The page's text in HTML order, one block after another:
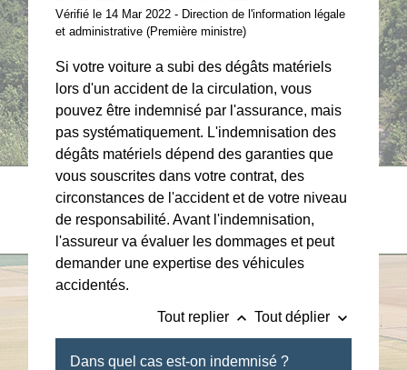
Vérifié le 14 Mar 2022 - Direction de l'information légale
et administrative (Première ministre)
Si votre voiture a subi des dégâts matériels
lors d'un accident de la circulation, vous
pouvez être indemnisé par l'assurance, mais
pas systématiquement. L'indemnisation des
dégâts matériels dépend des garanties que
vous souscrites dans votre contrat, des
circonstances de l'accident et de votre niveau
de responsabilité. Avant l'indemnisation,
l'assureur va évaluer les dommages et peut
demander une expertise des véhicules
accidentés.
Tout replier keyboard_arrow_up Tout déplier keyboard_arrow_down
Dans quel cas est-on indemnisé ?